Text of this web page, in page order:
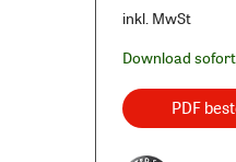
inkl. MwSt
Download
PDF